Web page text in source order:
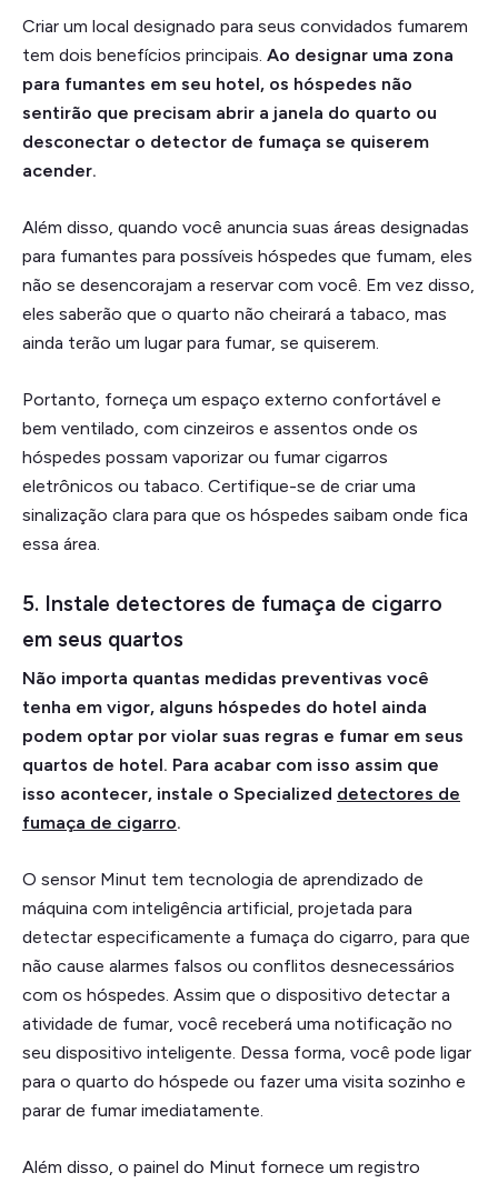
Criar um local designado para seus convidados fumarem
tem dois benefícios principais. Ao designar uma zona
para fumantes em seu hotel, os hóspedes não
sentirão que precisam abrir a janela do quarto ou
desconectar o detector de fumaça se quiserem
acender.
Além disso, quando você anuncia suas áreas designadas
para fumantes para possíveis hóspedes que fumam, eles
não se desencorajam a reservar com você. Em vez disso,
eles saberão que o quarto não cheirará a tabaco, mas
ainda terão um lugar para fumar, se quiserem.
Portanto, forneça um espaço externo confortável e
bem ventilado, com cinzeiros e assentos onde os
hóspedes possam vaporizar ou fumar cigarros
eletrônicos ou tabaco. Certifique-se de criar uma
sinalização clara para que os hóspedes saibam onde fica
essa área.
5. Instale detectores de fumaça de cigarro
em seus quartos
Não importa quantas medidas preventivas você
tenha em vigor, alguns hóspedes do hotel ainda
podem optar por violar suas regras e fumar em seus
quartos de hotel. Para acabar com isso assim que
isso acontecer, instale o Specialized detectores de
fumaça de cigarro.
O sensor Minut tem tecnologia de aprendizado de
máquina com inteligência artificial, projetada para
detectar especificamente a fumaça do cigarro, para que
não cause alarmes falsos ou conflitos desnecessários
com os hóspedes. Assim que o dispositivo detectar a
atividade de fumar, você receberá uma notificação no
seu dispositivo inteligente. Dessa forma, você pode ligar
para o quarto do hóspede ou fazer uma visita sozinho e
parar de fumar imediatamente.
Além disso, o painel do Minut fornece um registro